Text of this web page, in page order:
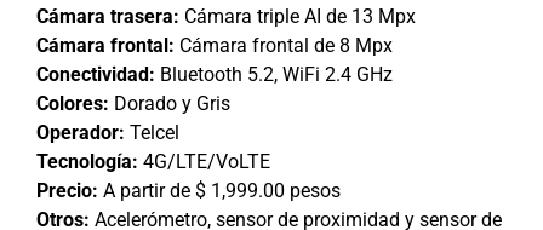
Cámara trasera: Cámara triple AI de 13 Mpx
Cámara frontal: Cámara frontal de 8 Mpx
Conectividad: Bluetooth 5.2, WiFi 2.4 GHz
Colores: Dorado y Gris
Operador: Telcel
Tecnología: 4G/LTE/VoLTE
Precio: A partir de $ 1,999.00 pesos
Otros: Acelerómetro, sensor de proximidad y sensor de